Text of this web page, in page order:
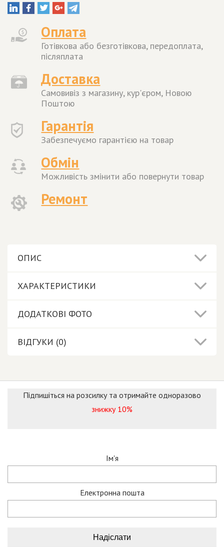
Оплата
Готівкова або безготівкова, передоплата,
післяплата
Доставка
Самовивіз з магазину, кур'єром, Новою
Поштою
Гарантія
Забезпечуємо гарантією на товар
Обмін
Можливість змінити або повернути товар
Ремонт
ОПИС
ХАРАКТЕРИСТИКИ
ДОДАТКОВІ ФОТО
ВІДГУКИ (0)
Підпишіться на розсилку та отримайте одноразово
знижку 10%
Ім'я
Електронна пошта